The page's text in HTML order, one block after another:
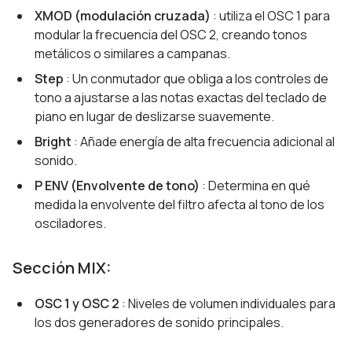
XMOD (modulación cruzada) : utiliza el OSC 1 para
modular la frecuencia del OSC 2, creando tonos
metálicos o similares a campanas.
Step : Un conmutador que obliga a los controles de
tono a ajustarse a las notas exactas del teclado de
piano en lugar de deslizarse suavemente.
Bright : Añade energía de alta frecuencia adicional al
sonido.
P ENV (Envolvente de tono) : Determina en qué
medida la envolvente del filtro afecta al tono de los
osciladores.
Sección MIX:
OSC 1 y OSC 2 : Niveles de volumen individuales para
los dos generadores de sonido principales.